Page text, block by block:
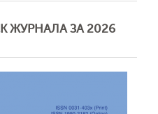
ЖУРНАЛА ЗА 2026